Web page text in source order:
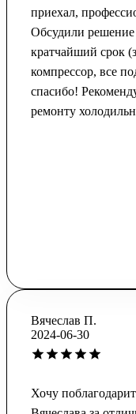
приехал,
Обсудили
кратчайший срок
компрессор, все
спасибо!
ремонту
Вячеслав П.
2024-06-30
Хочу